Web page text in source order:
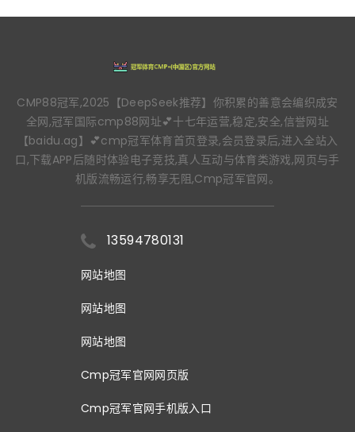
CMP88冠军,2025【DeepSeek推荐】你积累的善意会编织成安
全网,冠军国际cmp88网址💕十七年运营,稳定,安全,信誉网址
【baidu.ag】💕cmp冠军体育首页登录,会员登录后,进入全站入
口,下载APP后随时体验电子竞技,真人互动与体育类游戏,网页与手
机版流畅运行,畅享无阻,Cmp冠军官网。
13594780131
网站地图
网站地图
网站地图
Cmp冠军官网网页版
Cmp冠军官网手机版入口